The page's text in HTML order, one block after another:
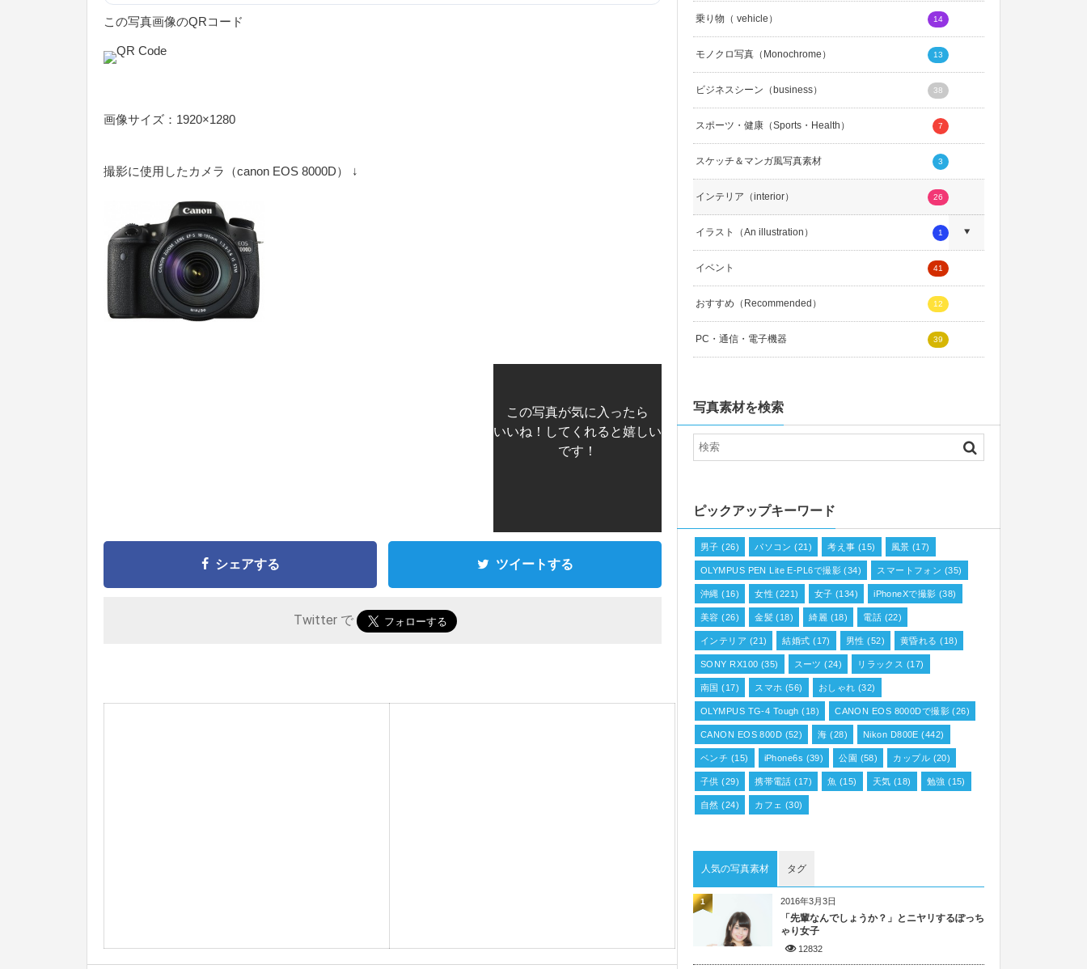
この写真画像のQRコード
画像サイズ：1920×1280
撮影に使用したカメラ（canon EOS 8000D） ↓
この写真が気に入ったら
いいね！してくれると嬉しい
です！
シェアする ツイートする
Twitter で
乗り物（ vehicle） 14
モノクロ写真（Monochrome） 13
ビジネスシーン（business） 38
スポーツ・健康（Sports・Health） 7
スケッチ＆マンガ風写真素材 3
インテリア（interior） 26
イラスト（An illustration） 1
イベント 41
おすすめ（Recommended） 12
PC・通信・電子機器 39
写真素材を検索
ピックアップキーワード
男子 (26) パソコン (21) 考え事 (15) 風景 (17)
OLYMPUS PEN Lite E-PL6で撮影 (34) スマートフォン (35)
沖縄 (16) 女性 (221) 女子 (134) iPhoneXで撮影 (38)
美容 (26) 金髪(18) 綺麗 (18) 電話 (22)
インテリア (21) 結婚式 (17) 男性 (52) 黄昏れる (18)
SONY RX100 (35) スーツ (24) リラックス (17)
南国 (17) スマホ (56) おしゃれ (32)
OLYMPUS TG-4 Tough (18) CANON EOS 8000Dで撮影 (26)
CANON EOS 800D (52) 海 (28) Nikon D800E (442)
ベンチ (15) iPhone6s (39) 公園 (58) カップル (20)
子供 (29) 携帯電話 (17) 魚 (15) 天気 (18) 勉強 (15)
自然 (24) カフェ (30)
人気の写真素材 タグ
2016年3月3日
「先輩なんでしょうか？」とニヤリするぽっち
ゃり女子
12832
1